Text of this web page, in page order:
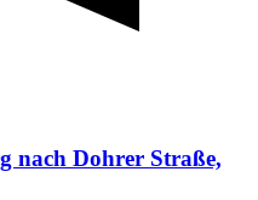
nach Dohrer Straße,